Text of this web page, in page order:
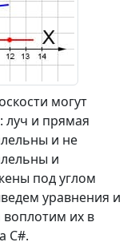
могут
и прямая
и не
и
под углом
уравнения и
воплотим их в
C#.